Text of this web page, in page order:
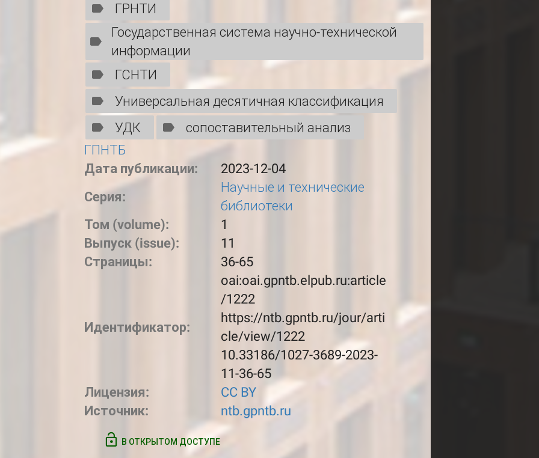
ГРНТИ
Государственная система научно-технической
информации
ГСНТИ
Универсальная десятичная классификация
УДК
сопоставительный анализ
ГПНТБ
Дата публикации:
2023-12-04
Серия:
Научные и технические
библиотеки
Том (volume):
1
Выпуск (issue):
11
Страницы:
36-65
Идентификатор:
oai:oai.gpntb.elpub.ru:article
/1222
https://ntb.gpntb.ru/jour/arti
cle/view/1222
10.33186/1027-3689-2023-
11-36-65
Лицензия:
CC BY
Источник:
ntb.gpntb.ru
В ОТКРЫТОМ ДОСТУПЕ